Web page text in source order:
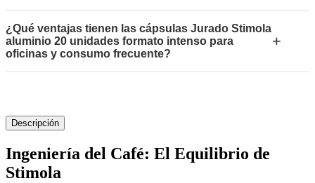
¿Qué ventajas tienen las cápsulas Jurado Stimola
aluminio 20 unidades formato intenso para
oficinas y consumo frecuente?
+
Descripción
Ingeniería del Café: El Equilibrio de
Stimola